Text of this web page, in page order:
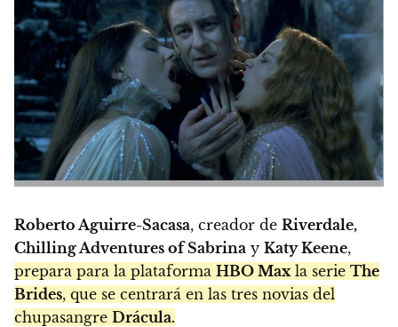
Roberto Aguirre-Sacasa, creador de Riverdale,
Chilling Adventures of Sabrina y Katy Keene,
prepara para la plataforma HBO Max la serie The
Brides, que se centrará en las tres novias del
chupasangre Drácula.